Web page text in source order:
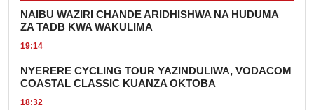
NAIBU WAZIRI CHANDE ARIDHISHWA NA HUDUMA
ZA TADB KWA WAKULIMA
19:14
NYERERE CYCLING TOUR YAZINDULIWA, VODACOM
COASTAL CLASSIC KUANZA OKTOBA
18:32